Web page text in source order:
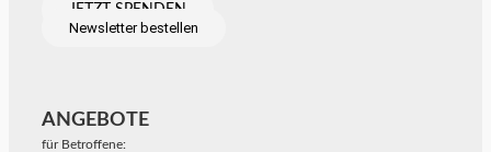
JETZT SPENDEN
Newsletter bestellen
ANGEBOTE
für Betroffene: